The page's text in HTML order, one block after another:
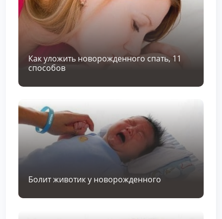
Как уложить новорожденного спать, 11
способов
Болит животик у новорожденного